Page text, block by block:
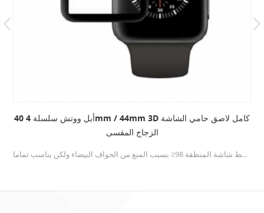
أبل ووتش سلسلة 4 40mm / 44mm 3D كامل لاصق حامي الشاشة
الزجاج المقسى
مصممة بحواف إطار سوداء ، ابل ايووس حامي الشاشة 40 مم / 44 مم يغطي فقط شاشة المنطقة 98٪ بسبب المنع من الحواف البيضاء ولكن يناسب تماما.